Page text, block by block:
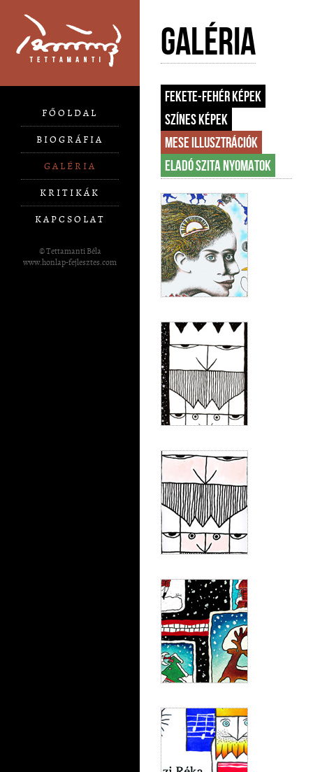
FŐOLDAL
BIOGRÁFIA
GALÉRIA
KRITIKÁK
KAPCSOLAT
© Tettamanti Béla
www.honlap-fejlesztes.com
Galéria
Fekete-fehér képek
Színes képek
Mese illusztrációk
Eladó szita nyomatok